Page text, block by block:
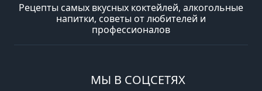
Рецепты самых вкусных коктейлей, алкогольные
напитки, советы от любителей и
профессионалов
МЫ В СОЦСЕТЯХ